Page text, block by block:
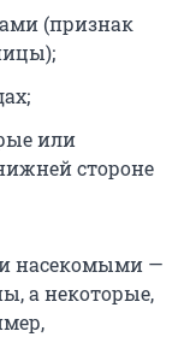
(признак
или
стороне
насекомыми —
а некоторые,